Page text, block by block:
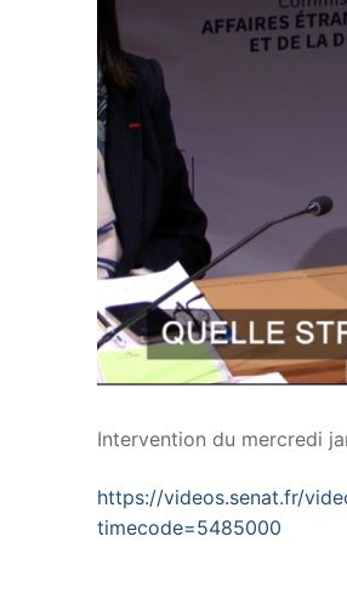
Intervention du mercredi
https://videos.senat.fr/
timecode=5485000